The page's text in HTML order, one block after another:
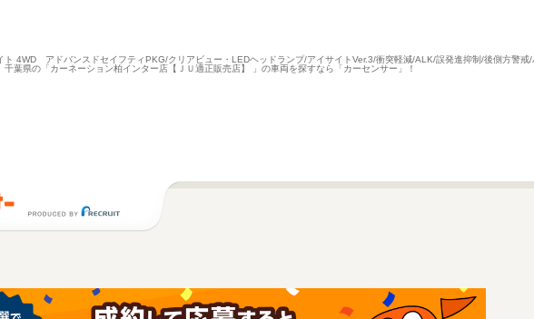
4WD アドバンスドセイフティPKG/クリアビュー・LEDヘッドランプ/アイサイトVer.3/衝突軽減/ALK/誤発進抑制/後側方警戒
千葉県の「カーネーション柏インター店【ＪＵ適正販売店】 」の車両を探すなら「カーセンサー」！